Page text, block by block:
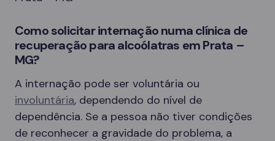
Como solicitar internação numa clínica de
recuperação para alcoólatras em Prata –
MG?
A internação pode ser voluntária ou
involuntária, dependendo do nível de
dependência. Se a pessoa não tiver condições
de reconhecer a gravidade do problema, a